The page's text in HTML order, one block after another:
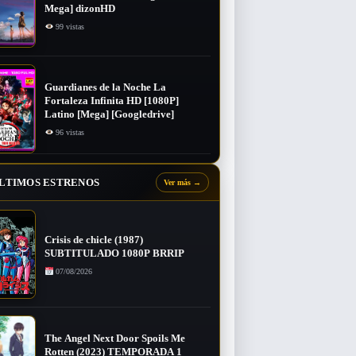
Mega] dizonHD
99 vistas
Guardianes de la Noche La
Fortaleza Infinita HD [1080P]
Latino [Mega] [Googledrive]
96 vistas
ESTRENOS Ver más →
Crisis de chicle (1987)
SUBTITULADO 1080P BRRIP
07/08/2026
The Angel Next Door Spoils Me
Rotten (2023) TEMPORADA 1